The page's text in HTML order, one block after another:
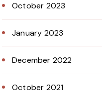
October 2023
January 2023
December 2022
October 2021